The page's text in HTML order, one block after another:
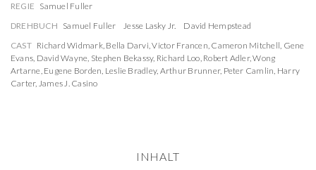
REGIE Samuel Fuller
DREHBUCH Samuel Fuller Jesse Lasky Jr.
David Hempstead
CAST Richard Widmark, Bella Darvi,Victor Francen, Cameron Mitchell, Gene
Evans, David Wayne, Stephen Bekassy, Richard Loo, Robert Adler,Wong
Artarne, Eugene Borden, Leslie Bradley, Arthur Brunner, Peter Camlin, Harry
Carter, James J. Casino
INHALT